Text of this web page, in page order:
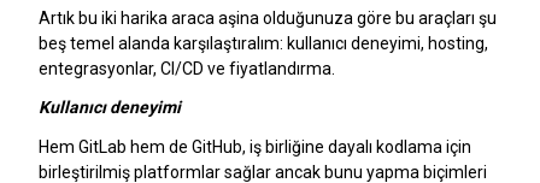
Artık bu iki harika araca aşina olduğunuza göre bu araçları şu
beş temel alanda karşılaştıralım: kullanıcı deneyimi, hosting,
entegrasyonlar, CI/CD ve fiyatlandırma.
Kullanıcı deneyimi
Hem GitLab hem de GitHub, iş birliğine dayalı kodlama için
birleştirilmiş platformlar sağlar ancak bunu yapma biçimleri